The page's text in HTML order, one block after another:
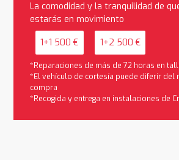
La comodidad y la tranquilidad de
estarás en movimiento
1+1 500 € 1+2 500 €
*Reparaciones de más de 72 horas en
*El vehículo de cortesía puede diferir del
compra
*Recogida y entrega en instalaciones de